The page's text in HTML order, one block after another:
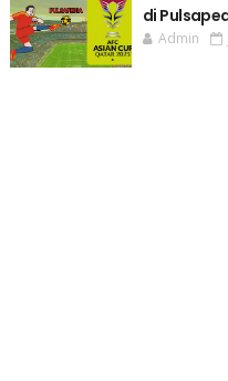
di
Admin